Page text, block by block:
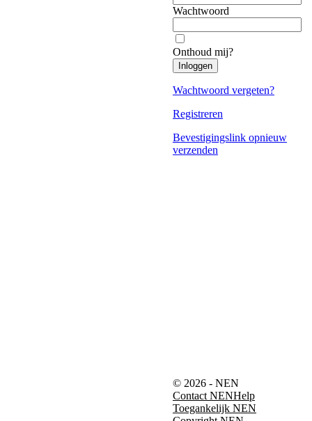
Wachtwoord
Onthoud mij?
Inloggen
Wachtwoord vergeten?
Registreren
Bevestigingslink opnieuw
verzenden
© 2026 - NEN
Contact NENHelp
Toegankelijk NEN